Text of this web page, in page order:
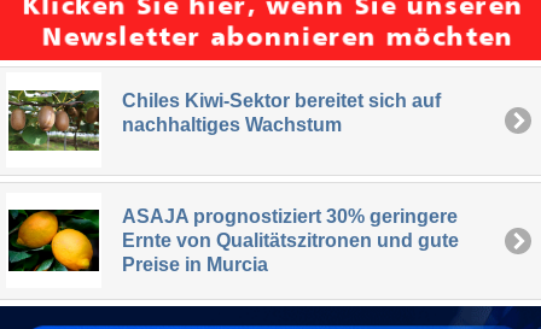
Chiles Kiwi-Sektor bereitet sich auf
nachhaltiges Wachstum
ASAJA prognostiziert 30% geringere
Ernte von Qualitätszitronen und gute
Preise in Murcia